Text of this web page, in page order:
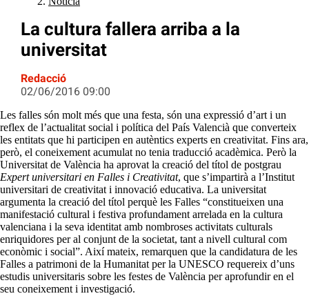
La cultura fallera arriba a la
universitat
Redacció
02/06/2016 09:00
Les falles són molt més que una festa, són una expressió d’art i un
reflex de l’actualitat social i política del País Valencià que converteix
les entitats que hi participen en autèntics experts en creativitat. Fins ara,
però, el coneixement acumulat no tenia traducció acadèmica. Però la
Universitat de València ha aprovat la creació del títol de postgrau
Expert universitari en Falles i Creativitat, que s’impartirà a l’Institut
universitari de creativitat i innovació educativa. La universitat
argumenta la creació del títol perquè les Falles “constitueixen una
manifestació cultural i festiva profundament arrelada en la cultura
valenciana i la seva identitat amb nombroses activitats culturals
enriquidores per al conjunt de la societat, tant a nivell cultural com
econòmic i social”. Així mateix, remarquen que la candidatura de les
Falles a patrimoni de la Humanitat per la UNESCO requereix d’uns
estudis universitaris sobre les festes de València per aprofundir en el
seu coneixement i investigació.